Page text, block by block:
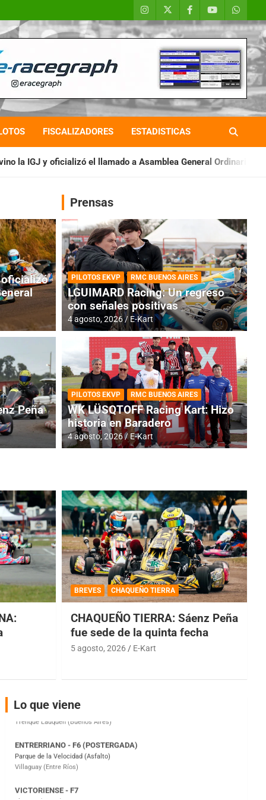
FISCALIZADORES ESTADISTICAS
a Asamblea General Ordinaria IAME SERIES
RMC BUENOS AIRES
Cerró una jornada
oficializó
Peña
Prensas
PILOTOS EKVP RMC BUENOS AIRES
LGUIMARD Racing: Un regreso
con señales positivas
4 agosto, 2026 E-Kart
PILOTOS EKVP RMC BUENOS AIRES
WK LÜSQTOFF Racing Kart: Hizo
historia en Baradero
4 agosto, 2026 E-Kart
BREVES CHAQUEÑO TIERRA
CHAQUEÑO TIERRA: Sáenz Peña
fue sede de la quinta fecha
5 agosto, 2026 E-Kart
Lo que viene
COBERTURA ESPECIAL DE E-KART.COM.AR
08/09-AGO
IAME SERIES ARGENTINA 6
Ramiro Tot (Asfalto)
Parque de la Velocidad (Asfalto)
El Cerro (Tierra)
Victoria (Entre Ríos)
Moto Club Reginense (Tierra)